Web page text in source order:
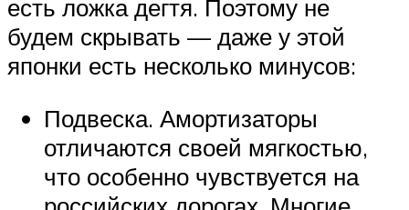
есть ложка дегтя. Поэтому не
будем скрывать — даже у этой
японки есть несколько минусов:
Подвеска. Амортизаторы
отличаются своей мягкостью,
что особенно чувствуется на